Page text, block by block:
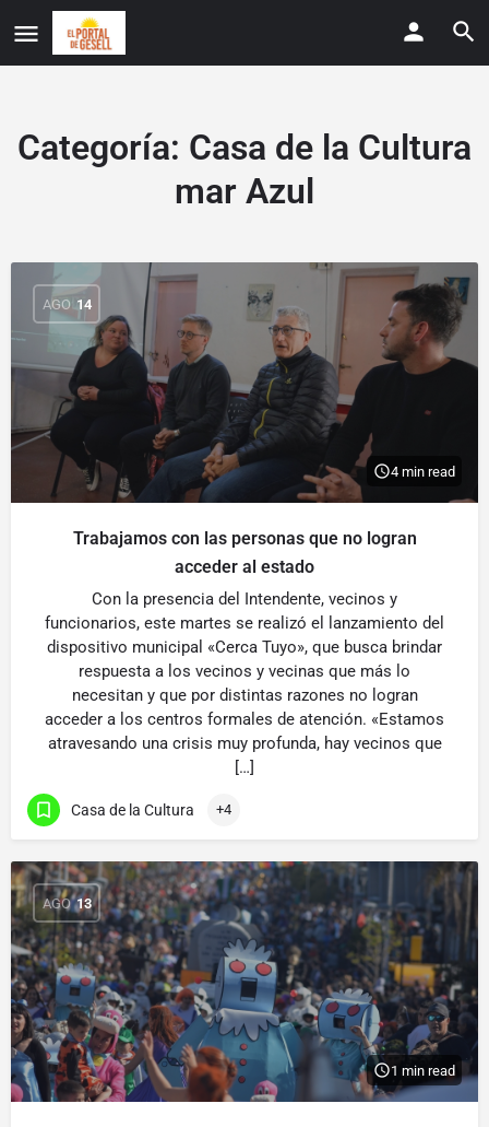
Categoría: Casa de la Cultura
mar Azul
AGO 14
4 min read
Trabajamos con las personas que no logran
acceder al estado
Con la presencia del Intendente, vecinos y
funcionarios, este martes se realizó el lanzamiento del
dispositivo municipal «Cerca Tuyo», que busca brindar
respuesta a los vecinos y vecinas que más lo
necesitan y que por distintas razones no logran
acceder a los centros formales de atención. «Estamos
atravesando una crisis muy profunda, hay vecinos que
[…]
Casa de la Cultura +4
AGO 13
1 min read